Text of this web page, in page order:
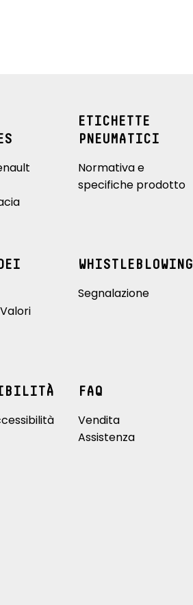
ETICHETTE
PNEUMATICI
Normativa e
specifiche prodotto
WHISTLEBLOWING
Segnalazione
FAQ
Vendita
Assistenza